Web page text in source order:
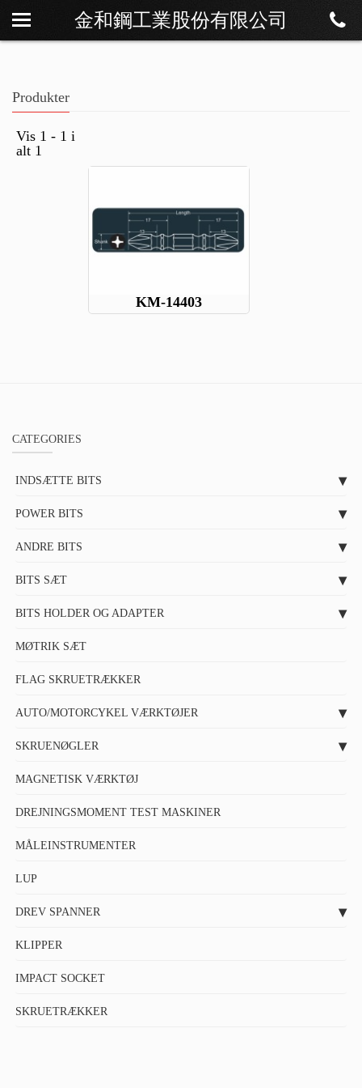
金和鋼工業股份有限公司
Om os
Kontakt
Produkter
Vis 1 - 1 i
alt 1
KM-14403
CATEGORIES
INDSÆTTE BITS
POWER BITS
ANDRE BITS
BITS SÆT
BITS HOLDER OG ADAPTER
MØTRIK SÆT
FLAG SKRUETRÆKKER
AUTO/MOTORCYKEL VÆRKTØJER
SKRUENØGLER
MAGNETISK VÆRKTØJ
DREJNINGSMOMENT TEST MASKINER
MÅLEINSTRUMENTER
LUP
DREV SPANNER
KLIPPER
IMPACT SOCKET
SKRUETRÆKKER